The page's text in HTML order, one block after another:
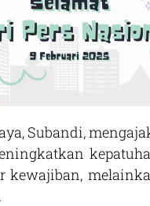
Subandi,
kewajiban,